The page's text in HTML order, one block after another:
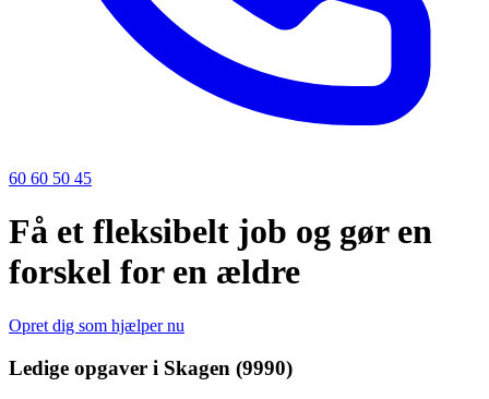
60 60 50 45
Få et fleksibelt job og gør en
forskel for en ældre
Opret dig som hjælper nu
Ledige opgaver i Skagen (9990)